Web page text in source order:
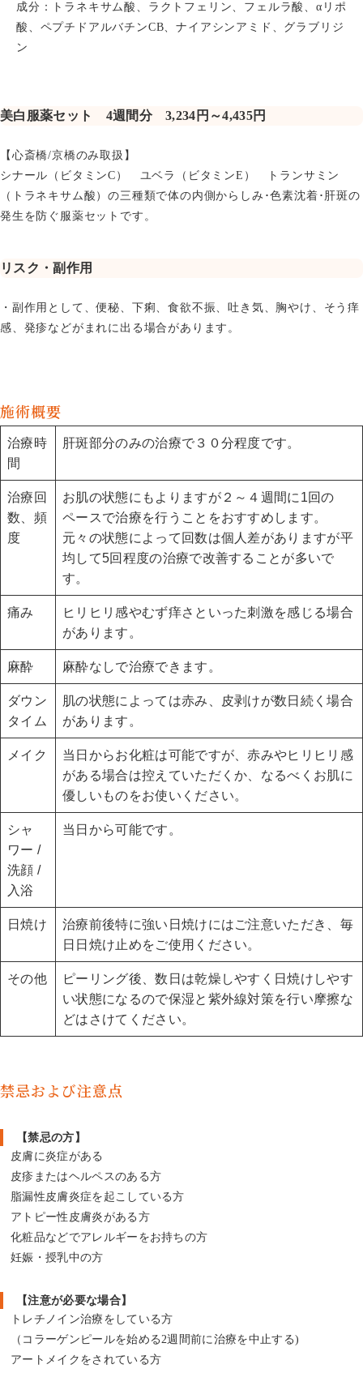
成分：トラネキサム酸、ラクトフェリン、フェルラ酸、αリポ
酸、ペプチドアルバチンCB、ナイアシンアミド、グラブリジ
ン
美白服薬セット 4週間分 3,234円～4,435円
【心斎橋/京橋のみ取扱】
シナール（ビタミンC） ユベラ（ビタミンE） トランサミン
（トラネキサム酸）の三種類で体の内側からしみ･色素沈着･肝斑の
発生を防ぐ服薬セットです。
リスク・副作用
・副作用として、便秘、下痢、食欲不振、吐き気、胸やけ、そう痒
感、発疹などがまれに出る場合があります。
施術概要
治療時
間
肝斑部分のみの治療で３０分程度です。
治療回
数、頻
度
お肌の状態にもよりますが２～４週間に1回の
ペースで治療を行うことをおすすめします。
元々の状態によって回数は個人差がありますが平
均して5回程度の治療で改善することが多いで
す。
痛み
ヒリヒリ感やむず痒さといった刺激を感じる場合
があります。
麻酔 麻酔なしで治療できます。
ダウン
タイム
肌の状態によっては赤み、皮剥けが数日続く場合
があります。
メイク
当日からお化粧は可能ですが、赤みやヒリヒリ感
がある場合は控えていただくか、なるべくお肌に
優しいものをお使いください。
シャ
ワー /
洗顔 /
入浴
当日から可能です。
日焼け
治療前後特に強い日焼けにはご注意いただき、毎
日日焼け止めをご使用ください。
その他
ピーリング後、数日は乾燥しやすく日焼けしやす
い状態になるので保湿と紫外線対策を行い摩擦な
どはさけてください。
禁忌および注意点
【禁忌の方】
皮膚に炎症がある
皮疹またはヘルペスのある方
脂漏性皮膚炎症を起こしている方
アトピー性皮膚炎がある方
化粧品などでアレルギーをお持ちの方
妊娠・授乳中の方
【注意が必要な場合】
トレチノイン治療をしている方
（コラーゲンピールを始める2週間前に治療を中止する)
アートメイクをされている方